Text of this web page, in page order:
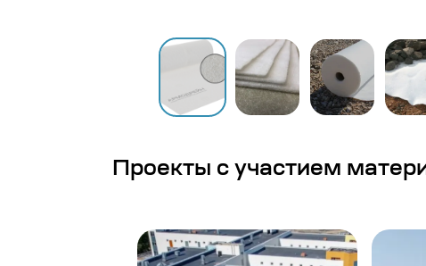
Проекты с участием